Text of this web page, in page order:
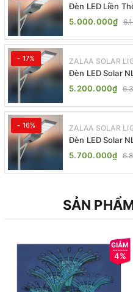
Đèn LED Liền
TG 20W 25W
5.000.000₫
- 17% ZALAA SOLAR
Đèn LED Solar
One | ZALAA
5.200.000₫
- 16% ZALAA SOLAR
Đèn LED Solar
One | ZALAA
5.700.000₫
SẢN
4%